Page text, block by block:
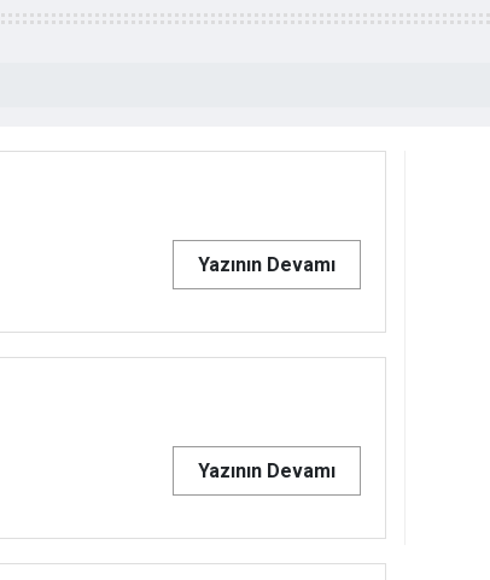
Yazının Devamı
Yazının Devamı